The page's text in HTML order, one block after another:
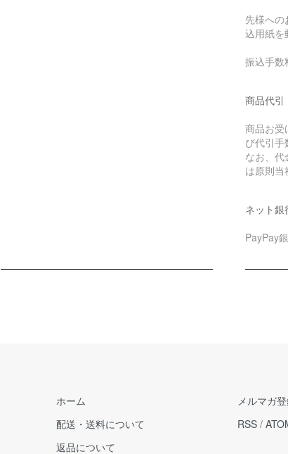
先様へ
込用紙を
振込手数
商品代引
商品お受
び代引手
なお、
は原則当
ネット銀
PayPay
ホーム
配送・送料について
返品について
メルマガ
RSS /